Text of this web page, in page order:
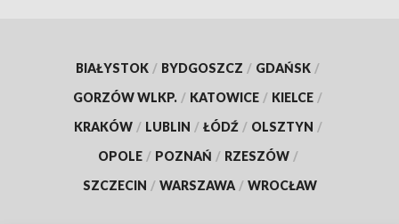
BIAŁYSTOK / BYDGOSZCZ / GDAŃSK /
GORZÓW WLKP. / KATOWICE / KIELCE /
KRAKÓW / LUBLIN / ŁÓDŹ / OLSZTYN /
OPOLE / POZNAŃ / RZESZÓW /
SZCZECIN / WARSZAWA / WROCŁAW